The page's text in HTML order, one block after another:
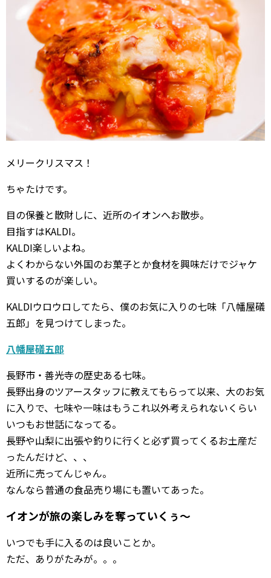
メリークリスマス！
ちゃたけです。
目の保養と散財しに、近所のイオンへお散歩。
目指すはKALDI。
KALDI楽しいよね。
よくわからない外国のお菓子とか食材を興味だけでジャケ
買いするのが楽しい。
KALDIウロウロしてたら、僕のお気に入りの七味「八幡屋礒
五郎」を見つけてしまった。
八幡屋礒五郎
長野市・善光寺の歴史ある七味。
長野出身のツアースタッフに教えてもらって以来、大のお気
に入りで、七味や一味はもうこれ以外考えられないくらい
いつもお世話になってる。
長野や山梨に出張や釣りに行くと必ず買ってくるお土産だ
ったんだけど、、、
近所に売ってんじゃん。
なんなら普通の食品売り場にも置いてあった。
イオンが旅の楽しみを奪っていくぅ〜
いつでも手に入るのは良いことか。
ただ、ありがたみが。。。